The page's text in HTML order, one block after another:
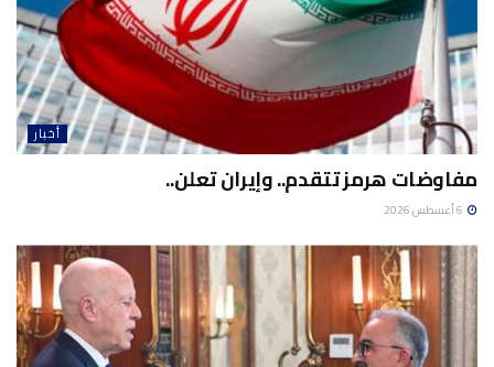
أخبار
مفاوضات هرمز تتقدم.. وإيران تعلن..